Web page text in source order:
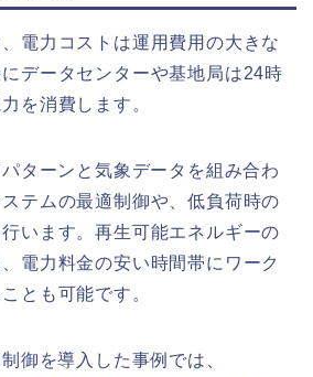
電力コストは運用費用の大きな
データセンターや基地局は24時
を消費します。
ターンと気象データを組み合わ
テムの最適制御や、低負荷時の
います。再生可能エネルギーの
電力料金の安い時間帯にワーク
とも可能です。
御を導入した事例では、